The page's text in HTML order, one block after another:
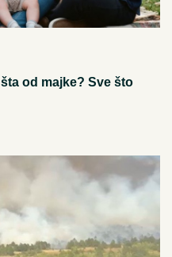
od majke? Sve što